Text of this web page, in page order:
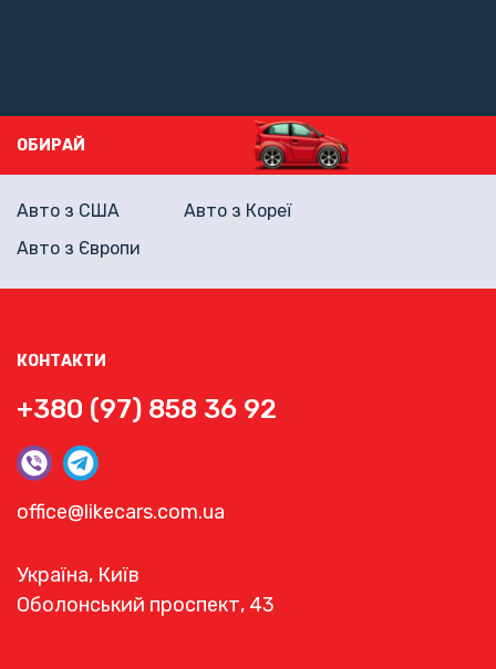
КОНТАКТИ
+380 (97) 858 36 92
office@likecars.com.ua
Україна, Київ
Оболонський проспект, 43
ОБИРАЙ
Авто з США
Авто з Кореї
Авто з Європи